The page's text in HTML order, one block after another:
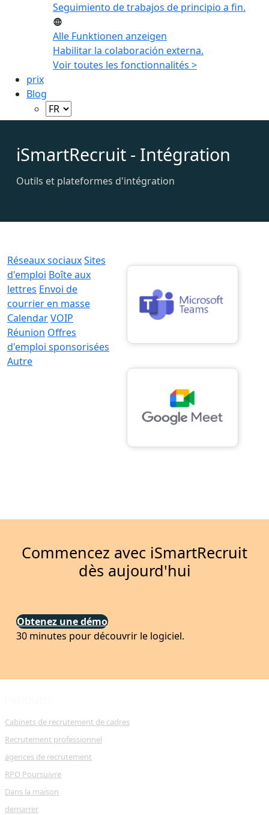
Seguimiento de trabajos de principio a fin.
Alle Funktionen anzeigen
Habilitar la colaboración externa.
Voir toutes les fonctionnalités >
prix
Blog
iSmartRecruit - Intégration
Outils et plateformes d'intégration
Réseaux sociauxSites
d'emploi Boîte aux
lettres Envoi de
courrier en masse
CalendarVOIP
Réunion Offres
d'emploi sponsorisées
Autre
Commencez avec iSmartRecruit
dès aujourd'hui
Obtenez une démo
30 minutes pour découvrir le logiciel.
Cabinets de recrutement de cadres
Recrutement professionnel
agences de recrutement
RPO Poursuivre
Dans la maison
demarrer